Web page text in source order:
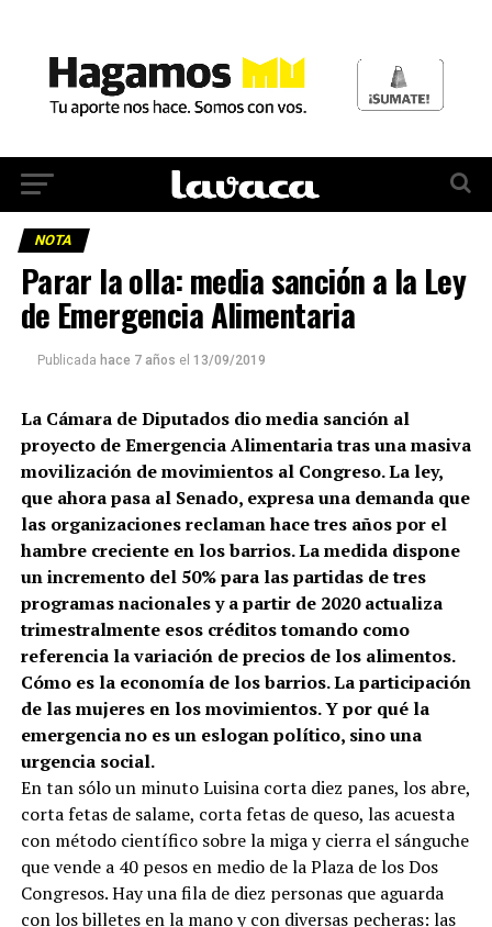
NOTA
Parar la olla: media sanción a la Ley
de Emergencia Alimentaria
Publicada hace 7 años el 13/09/2019
La Cámara de Diputados dio media sanción al
proyecto de Emergencia Alimentaria tras una masiva
movilización de movimientos al Congreso. La ley,
que ahora pasa al Senado, expresa una demanda que
las organizaciones reclaman hace tres años por el
hambre creciente en los barrios. La medida dispone
un incremento del 50% para las partidas de tres
programas nacionales y a partir de 2020 actualiza
trimestralmente esos créditos tomando como
referencia la variación de precios de los alimentos.
Cómo es la economía de los barrios. La participación
de las mujeres en los movimientos. Y por qué la
emergencia no es un eslogan político, sino una
urgencia social.
En tan sólo un minuto Luisina corta diez panes, los abre,
corta fetas de salame, corta fetas de queso, las acuesta
con método científico sobre la miga y cierra el sánguche
que vende a 40 pesos en medio de la Plaza de los Dos
Congresos. Hay una fila de diez personas que aguarda
con los billetes en la mano y con diversas pecheras: las